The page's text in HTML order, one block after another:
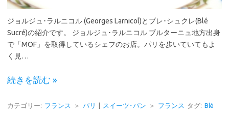
ジョルジュ･ラルニコル (Georges Larnicol)とブレ･シュクレ(Blé
Sucré)の紹介です。 ジョルジュ･ラルニコル ブルターニュ地方出身
で「MOF」を取得しているシェフのお店。パリを歩いていてもよ
く見…
続きを読む »
カテゴリー: フランス ＞ パリ | スイーツ･パン ＞ フランス タグ: Blé